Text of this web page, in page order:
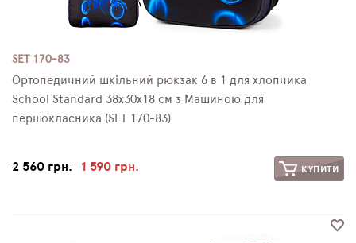
SET 170-83
Ортопедичний шкільний рюкзак 6 в 1 для хлопчика
School Standard 38х30х18 см з Машиною для
першокласника (SET 170-83)
2 560 грн. 1 590 грн. КУПИТИ